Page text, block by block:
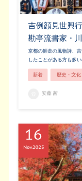
吉例顔見世興
勘亭流書家・
京都の師走の風物詩、
したことがある方も多
新着 歴史・文化
安藤 茜
16
Nov2025